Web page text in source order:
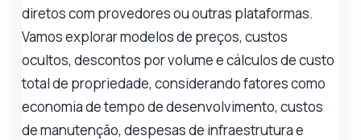
diretos com provedores ou outras plataformas.
Vamos explorar modelos de preços, custos
ocultos, descontos por volume e cálculos de custo
total de propriedade, considerando fatores como
economia de tempo de desenvolvimento, custos
de manutenção, despesas de infraestrutura e